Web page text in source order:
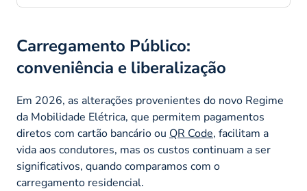
Carregamento Público:
conveniência e liberalização
Em 2026, as alterações provenientes do novo Regime
da Mobilidade Elétrica, que permitem pagamentos
diretos com cartão bancário ou QR Code, facilitam a
vida aos condutores, mas os custos continuam a ser
significativos, quando comparamos com o
carregamento residencial.